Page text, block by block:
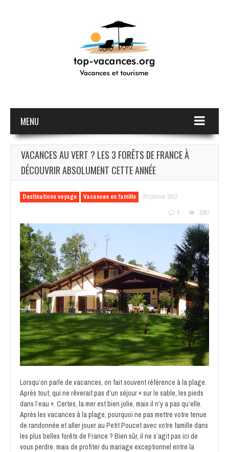
MENU
VACANCES AU VERT ? LES 3 FORÊTS DE FRANCE À
DÉCOUVRIR ABSOLUMENT CETTE ANNÉE
Destinations voyage Vacances en famille
20 janvier 2017
0
1597
Lorsqu’on parle de vacances, on fait souvent référence à la plage.
Après tout, qui ne rêverait pas d’un séjour « sur le sable, les pieds
dans l’eau ». Certes, la mer est bien jolie, mais il n’y a pas qu’elle.
Après les vacances à la plage, pourquoi ne pas mettre votre tenue
de randonnée et aller jouer au Petit Poucet avec votre famille dans
les plus belles forêts de France ? Bien sûr, il ne s’agit pas ici de
vous perdre, mais de profiter du mariage exceptionnel entre la